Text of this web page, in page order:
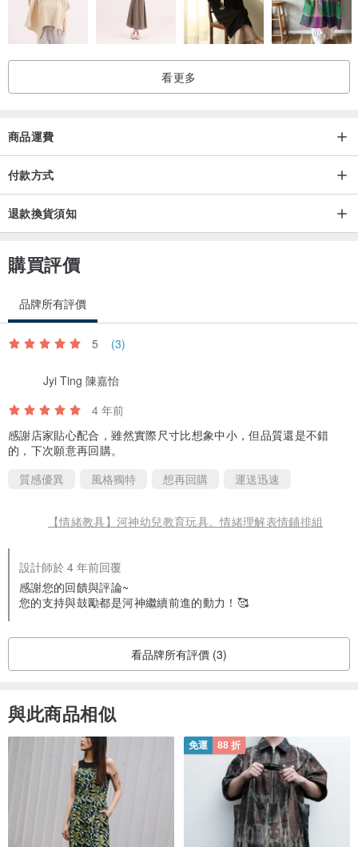
看更多
商品運費
付款方式
退款換貨須知
購買評價
品牌所有評價
5 (3)
Jyi Ting 陳嘉怡
4 年前
感謝店家貼心配合，雖然實際尺寸比想象中小，但品質還是不錯
的，下次願意再回購。
質感優異
風格獨特 想再回購 運送迅速
【情緒教具】河神幼兒教育玩具。情緒理解表情鋪排組
設計師於 4 年前回覆
感謝您的回饋與評論~
您的支持與鼓勵都是河神繼續前進的動力！🥰
看品牌所有評價 (3)
與此商品相似
免運 88 折